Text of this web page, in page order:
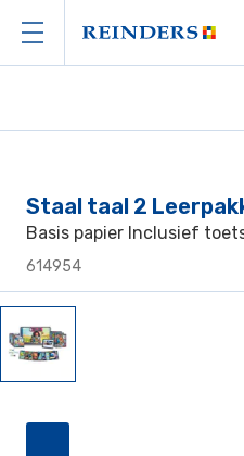
Staal taal 2
Basis papier Inclusief
614954